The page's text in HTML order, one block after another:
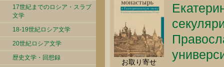
17世紀までのロシア・スラブ
文学
18-19世紀ロシア文学
20世紀ロシア文学
歴史文学・回想録
お取り寄せ